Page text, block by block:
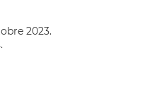
2023.